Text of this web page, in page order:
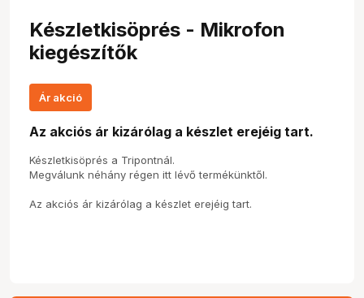
Készletkisöprés - Mikrofon
kiegészítők
Ár akció
Az akciós ár kizárólag a készlet erejéig tart.
Készletkisöprés a Tripontnál.
Megválunk néhány régen itt lévő termékünktől.
Az akciós ár kizárólag a készlet erejéig tart.